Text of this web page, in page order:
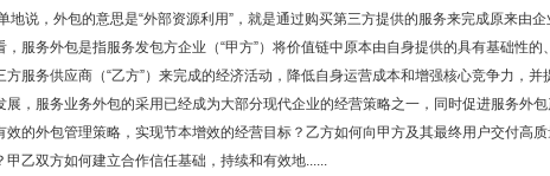
地说，外包的意思是“外部资源利用”，就是通过购买第三方提供的服务来完成原来由企
，服务外包是指服务发包方企业（“甲方”）将价值链中原本由自身提供的具有基础性的
方服务供应商（“乙方”）来完成的经济活动，降低自身运营成本和增强核心竞争力，并
展，服务业务外包的采用已经成为大部分现代企业的经营策略之一，同时促进服务外
效的外包管理策略，实现节本增效的经营目标？乙方如何向甲方及其最终用户交付高
甲乙双方如何建立合作信任基础，持续和有效地......